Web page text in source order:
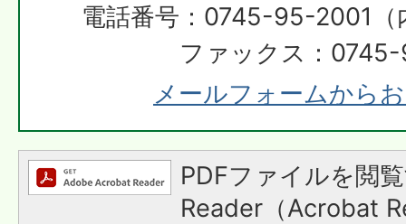
電話番号：0745-95-2001（
ファックス：
メールフォームから
PDFファイルを閲
Reader（Acrobat